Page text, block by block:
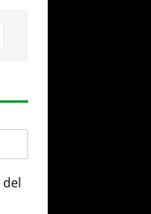
del